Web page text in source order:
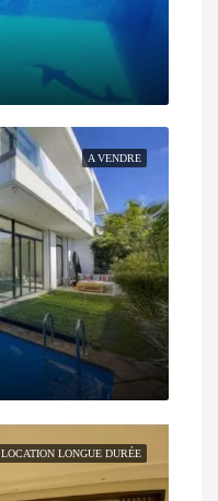
A VENDRE
LOCATION LONGUE DURÉE